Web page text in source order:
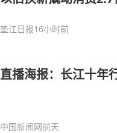
垫江日报16小时前
直播海报：长江十年
中国新闻网前天